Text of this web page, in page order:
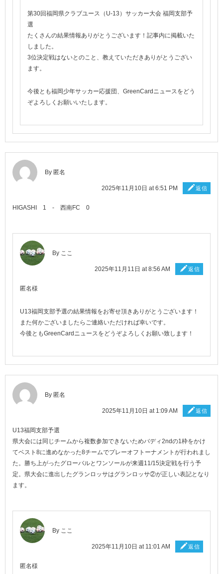
第30回福岡県クラブユース（U-13）サッカー大会 福岡支部予
選
たくさんの結果情報ありがとうございます！記事内に掲載いた
しました。
3位決定戦はないとのこと、教えていただきありがとうござい
ます。
今後とも福岡少年サッカー応援団、GreenCardニュースをどう
ぞよろしくお願いいたします。
By 匿名
2025年11月10日 at 6:51 PM 返信
HIGASHI 1 - 西南FC 0
By ここ
2025年11月11日 at 8:56 AM 返信
匿名様
U13福岡支部予選の結果情報をお寄せ頂きありがとうございます！
また何かございましたらご連絡いただければ幸いです。
今後ともGreenCardニュースをどうぞよろしくお願い致します！
By 匿名
2025年11月10日 at 1:09 AM 返信
U13福岡支部予選
県大会には同じチームから複数参加できないためバディ2ndの1枠をかけ
てベスト8に進めなかった8チームでプレーオフトーナメントが行われまし
た。勝ち上がったグローバルとワンソールが来週11/15決定戦を行う予
定。県大会に進出したグランロッサはグランロッサ②が正しい表記となり
ます。
By ここ
2025年11月10日 at 11:01 AM 返信
匿名様